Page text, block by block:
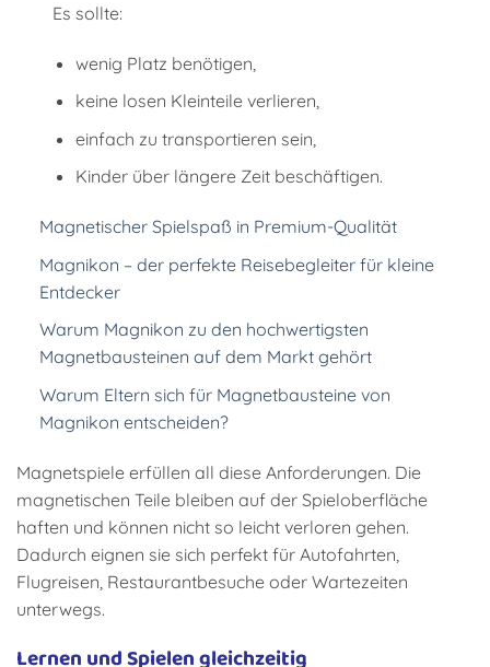
Es sollte:
wenig Platz benötigen,
keine losen Kleinteile verlieren,
einfach zu transportieren sein,
Kinder über längere Zeit beschäftigen.
Magnetischer Spielspaß in Premium-Qualität
Magnikon – der perfekte Reisebegleiter für kleine
Entdecker
Warum Magnikon zu den hochwertigsten
Magnetbausteinen auf dem Markt gehört
Warum Eltern sich für Magnetbausteine von
Magnikon entscheiden?
Magnetspiele erfüllen all diese Anforderungen. Die
magnetischen Teile bleiben auf der Spieloberfläche
haften und können nicht so leicht verloren gehen.
Dadurch eignen sie sich perfekt für Autofahrten,
Flugreisen, Restaurantbesuche oder Wartezeiten
unterwegs.
Lernen und Spielen gleichzeitig